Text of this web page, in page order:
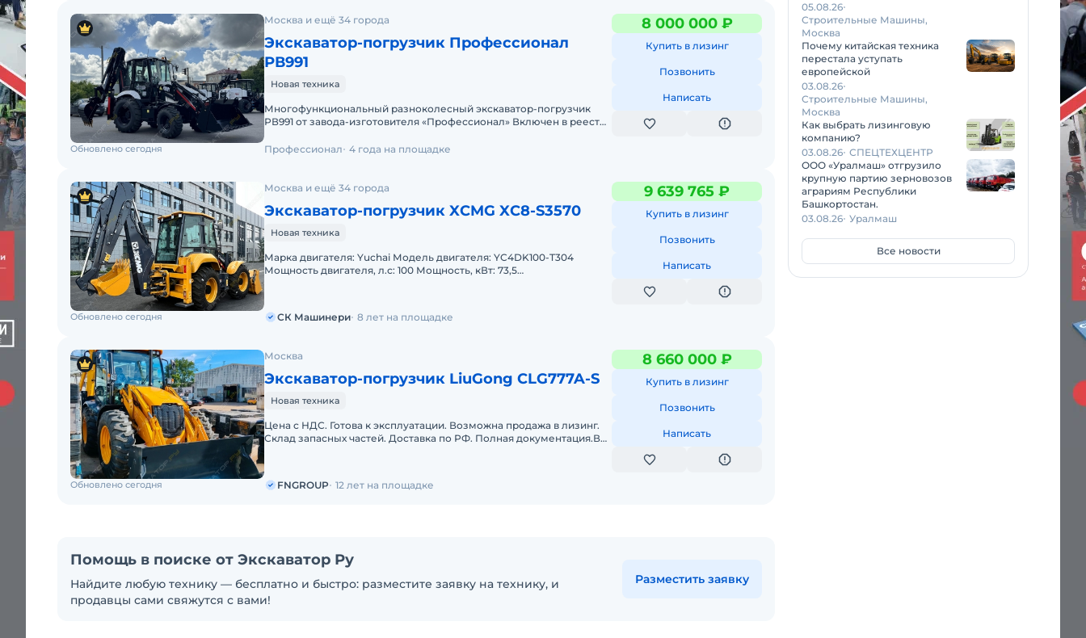
Москва и ещё 34 города
Экскаватор-погрузчик Профессионал
РВ991
Новая техника
Многофункциональный разноколесный экскаватор-погрузчик
РВ991 от завода-изготовителя «Профессионал» Включен в реестр
8 000 000 ₽
Купить в лизинг
Позвонить
Написать
Обновлено сегодня Профессионал 4 года на площадке
Москва и ещё 34 города
Экскаватор-погрузчик XCMG XC8-S3570
Новая техника
Марка двигателя: Yuchai Модель двигателя: YC4DK100-T304
Мощность двигателя, л.с: 100 Мощность, кВт: 73,5
9 639 765 ₽
Купить в лизинг
Позвонить
Написать
Обновлено сегодня СК Машинери 8 лет на площадке
Москва
Экскаватор-погрузчик LiuGong CLG777A-S
Новая техника
Цена с НДС. Готова к эксплуатации. Возможна продажа в лизинг.
Склад запасных частей. Доставка по РФ. Полная документация.В
8 660 000 ₽
Купить в лизинг
Позвонить
Написать
Обновлено сегодня FNGROUP 12 лет на площадке
Помощь в поиске от Экскаватор Ру
Найдите любую технику — бесплатно и быстро: разместите заявку на технику, и
продавцы сами свяжутся с вами!
Разместить заявку
05.08.26
Строительные Машины,
Москва
Почему китайская техника
перестала уступать
европейской
03.08.26
Строительные Машины,
Москва
Как выбрать лизинговую
компанию?
03.08.26 СПЕЦТЕХЦЕНТР
ООО «Уралмаш» отгрузило
крупную партию зерновозов
аграриям Республики
Башкортостан.
03.08.26 Уралмаш
Все новости